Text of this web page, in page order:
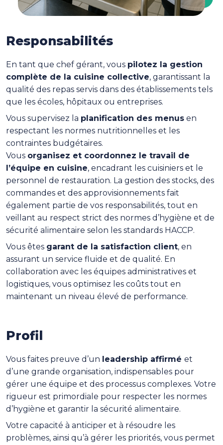
Responsabilités
En tant que chef gérant, vous pilotez la gestion
complète de la cuisine collective, garantissant la
qualité des repas servis dans des établissements tels
que les écoles, hôpitaux ou entreprises.
Vous supervisez la planification des menus en
respectant les normes nutritionnelles et les
contraintes budgétaires.
Vous organisez et coordonnez le travail de
l’équipe en cuisine, encadrant les cuisiniers et le
personnel de restauration. La gestion des stocks, des
commandes et des approvisionnements fait
également partie de vos responsabilités, tout en
veillant au respect strict des normes d’hygiène et de
sécurité alimentaire selon les standards HACCP.
Vous êtes garant de la satisfaction client, en
assurant un service fluide et de qualité. En
collaboration avec les équipes administratives et
logistiques, vous optimisez les coûts tout en
maintenant un niveau élevé de performance.
Profil
Vous faites preuve d’un leadership affirmé et
d’une grande organisation, indispensables pour
gérer une équipe et des processus complexes. Votre
rigueur est primordiale pour respecter les normes
d’hygiène et garantir la sécurité alimentaire.
Votre capacité à anticiper et à résoudre les
problèmes, ainsi qu’à gérer les priorités, vous permet